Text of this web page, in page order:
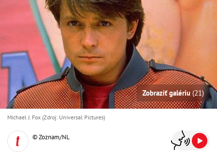
Zobraziť galériu (21)
Michael J. Fox (Zdroj: Universal Pictures)
© Zoznam/NL